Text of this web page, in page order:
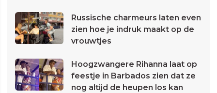
Russische charmeurs laten even
zien hoe je indruk maakt op de
vrouwtjes
Hoogzwangere Rihanna laat op
feestje in Barbados zien dat ze
nog altijd de heupen los kan